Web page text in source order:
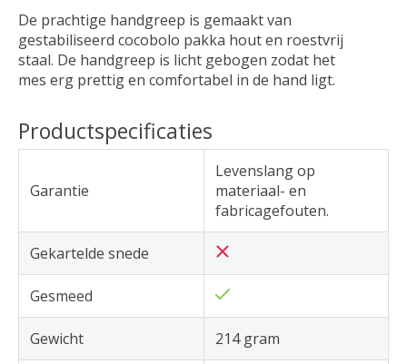
De prachtige handgreep is gemaakt van
gestabiliseerd cocobolo pakka hout en roestvrij
staal. De handgreep is licht gebogen zodat het
mes erg prettig en comfortabel in de hand ligt.
Productspecificaties
Garantie
Levenslang op
materiaal- en
fabricagefouten.
Gekartelde snede
Gesmeed
Gewicht 214 gram